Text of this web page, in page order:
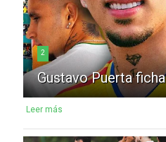
2
Gustavo Puerta
Leer más